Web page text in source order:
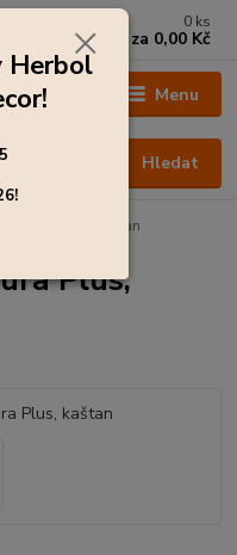
Menu
Hledat
0 ks
za 0,00 Kč
lazura Plus, kaštan
Plus,
Herbol